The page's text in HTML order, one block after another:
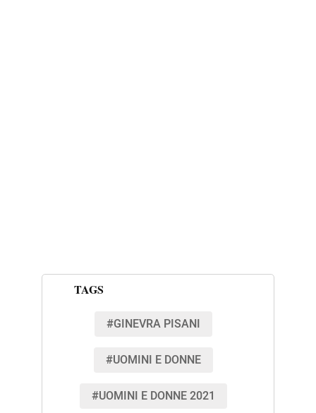
TAGS
#GINEVRA PISANI
#UOMINI E DONNE
#UOMINI E DONNE 2021